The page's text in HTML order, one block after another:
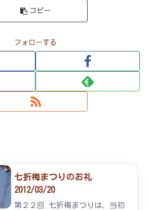
コピー
フォローする
七折梅まつりのお礼
2012/03/20
第２２回 七折梅まつりは、当初